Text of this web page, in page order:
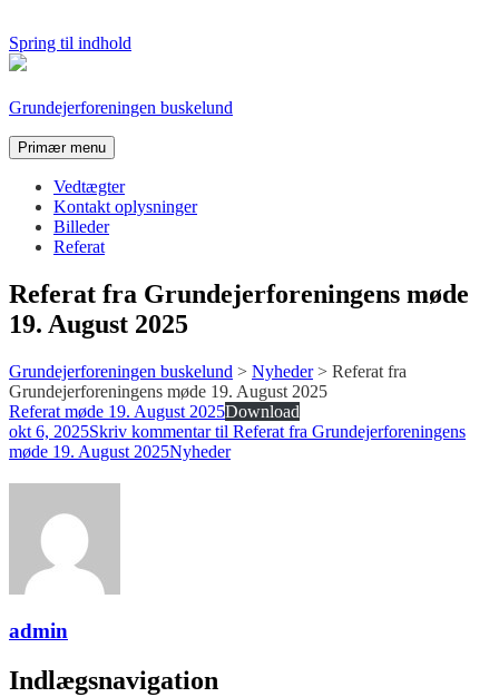
Spring til indhold
Grundejerforeningen buskelund
Primær menu
Vedtægter
Kontakt oplysninger
Billeder
Referat
Referat fra Grundejerforeningens møde
19. August 2025
Grundejerforeningen buskelund > Nyheder> Referat fra
Grundejerforeningens møde 19. August 2025
Referat møde 19. August 2025Download
okt 6, 2025Skriv kommentartil Referat fra Grundejerforeningens
møde 19. August 2025Nyheder
admin
Indlægsnavigation